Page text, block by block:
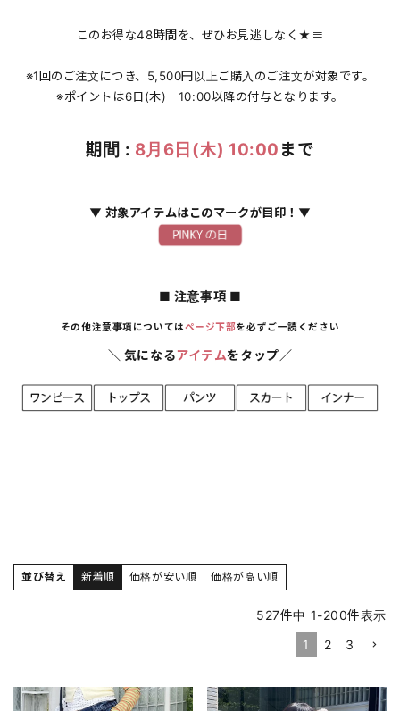
このお得な48時間を、ぜひお見逃しなく★≡
※1回のご注文につき、5,500円以上ご購入のご注文が対象です。
※ポイントは6日(木) 10:00以降の付与となります。
期間 : 8月6日(木) 10:00 まで
▼ 対象アイテムはこのマークが目印！▼
■ 注意事項 ■
その他注意事項についてはページ下部を必ずご一読ください
＼ 気になるアイテムをタップ／
並び替え 新着順 価格が安い順 価格が高い順
527件中 1-200件表示
1
2 3